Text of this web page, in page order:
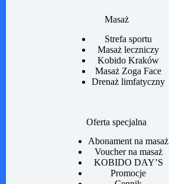
Masaż
Strefa sportu
Masaż leczniczy
Kobido Kraków
Masaż Zoga Face
Drenaż limfatyczny
Oferta specjalna
Abonament na masaż
Voucher na masaż
KOBIDO DAY’S
Promocje